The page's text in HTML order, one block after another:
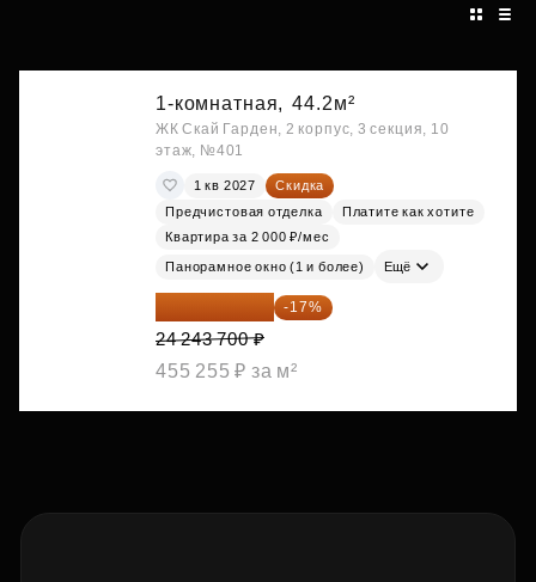
1-комнатная, 44.2м²
ЖК Скай Гарден, 2 корпус, 3 секция, 10
этаж, №401
1 кв 2027
Скидка
Предчистовая отделка
Платите как хотите
Квартира за 2 000 ₽/мес
Панорамное окно (1 и более) Ещё
20 122 271 ₽ -17%
24 243 700 ₽
455 255 ₽ за м²